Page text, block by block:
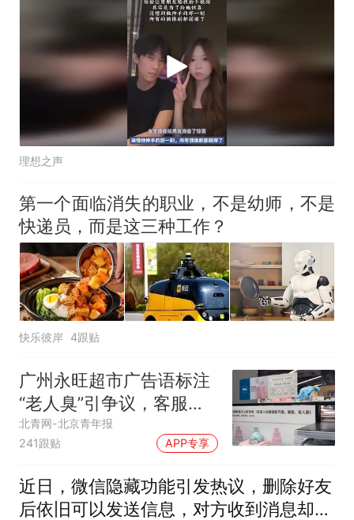
理想之声
第一个面临消失的职业，不是幼师，不是
快递员，而是这三种工作？
快乐彼岸 4跟贴
广州永旺超市广告语标注
“老人臭”引争议，客服回
应
北青网-北京青年报
241跟贴
APP专享
近日，微信隐藏功能引发热议，删除好友
后依旧可以发送信息，对方收到消息却无